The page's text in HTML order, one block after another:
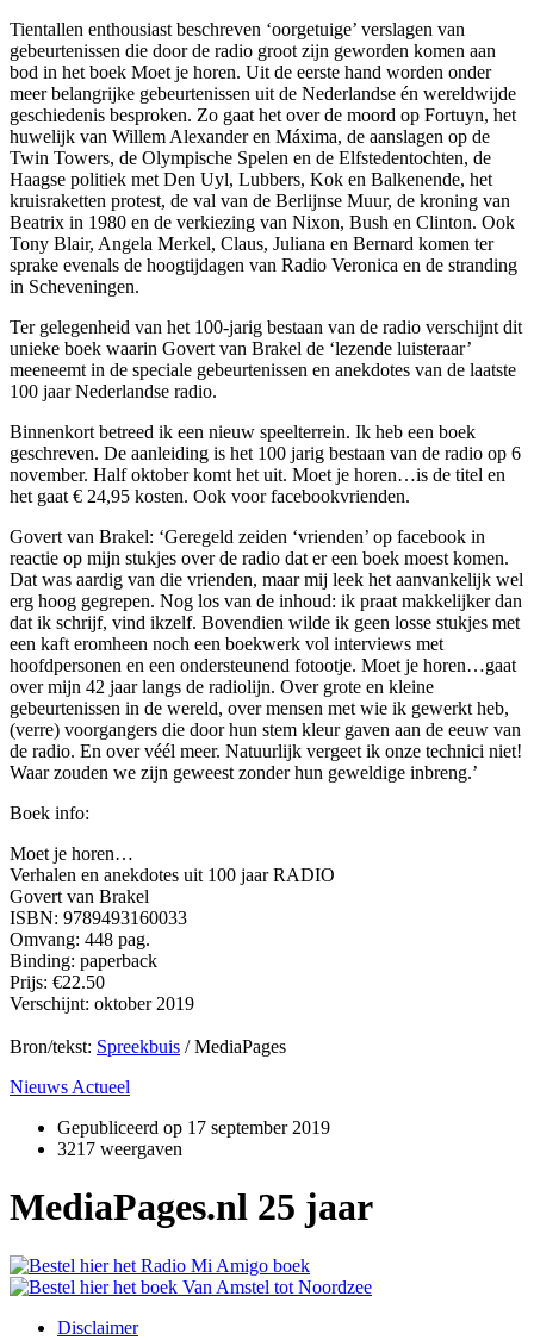
Tientallen enthousiast beschreven ‘oorgetuige’ verslagen van
gebeurtenissen die door de radio groot zijn geworden komen aan
bod in het boek Moet je horen. Uit de eerste hand worden onder
meer belangrijke gebeurtenissen uit de Nederlandse én wereldwijde
geschiedenis besproken. Zo gaat het over de moord op Fortuyn, het
huwelijk van Willem Alexander en Máxima, de aanslagen op de
Twin Towers, de Olympische Spelen en de Elfstedentochten, de
Haagse politiek met Den Uyl, Lubbers, Kok en Balkenende, het
kruisraketten protest, de val van de Berlijnse Muur, de kroning van
Beatrix in 1980 en de verkiezing van Nixon, Bush en Clinton. Ook
Tony Blair, Angela Merkel, Claus, Juliana en Bernard komen ter
sprake evenals de hoogtijdagen van Radio Veronica en de stranding
in Scheveningen.
Ter gelegenheid van het 100-jarig bestaan van de radio verschijnt dit
unieke boek waarin Govert van Brakel de ‘lezende luisteraar’
meeneemt in de speciale gebeurtenissen en anekdotes van de laatste
100 jaar Nederlandse radio.
Binnenkort betreed ik een nieuw speelterrein. Ik heb een boek
geschreven. De aanleiding is het 100 jarig bestaan van de radio op 6
november. Half oktober komt het uit. Moet je horen…is de titel en
het gaat € 24,95 kosten. Ook voor facebookvrienden.
Govert van Brakel: ‘Geregeld zeiden ‘vrienden’ op facebook in
reactie op mijn stukjes over de radio dat er een boek moest komen.
Dat was aardig van die vrienden, maar mij leek het aanvankelijk wel
erg hoog gegrepen. Nog los van de inhoud: ik praat makkelijker dan
dat ik schrijf, vind ikzelf. Bovendien wilde ik geen losse stukjes met
een kaft eromheen noch een boekwerk vol interviews met
hoofdpersonen en een ondersteunend fotootje. Moet je horen…gaat
over mijn 42 jaar langs de radiolijn. Over grote en kleine
gebeurtenissen in de wereld, over mensen met wie ik gewerkt heb,
(verre) voorgangers die door hun stem kleur gaven aan de eeuw van
de radio. En over véél meer. Natuurlijk vergeet ik onze technici niet!
Waar zouden we zijn geweest zonder hun geweldige inbreng.’
Boek info:
Moet je horen…
Verhalen en anekdotes uit 100 jaar RADIO
Govert van Brakel
ISBN: 9789493160033
Omvang: 448 pag.
Binding: paperback
Prijs: €22.50
Verschijnt: oktober 2019
Bron/tekst: Spreekbuis / MediaPages
Nieuws Actueel
Gepubliceerd op 17 september 2019
3217 weergaven
MediaPages.nl 25 jaar
Disclaimer